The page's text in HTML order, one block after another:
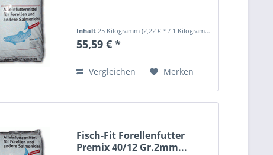
Inhalt25 Kilogramm(2,22 € * / 1 Kilogramm)
55,59 € *
Vergleichen Merken
Fisch-Fit Forellenfutter
Premix 40/12 Gr.2mm...